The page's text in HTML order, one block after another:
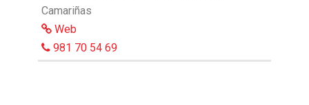
Camariñas
Web
981 70 54 69